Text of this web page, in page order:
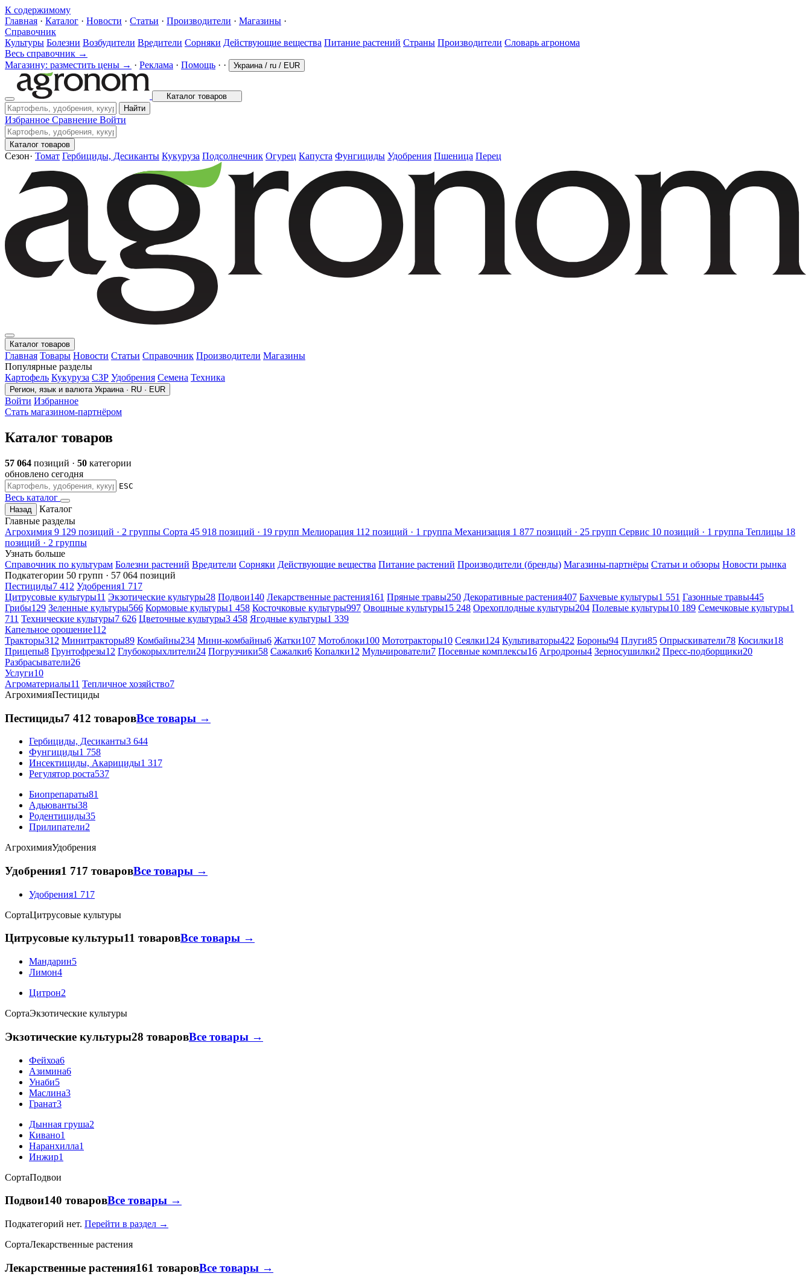
К содержимому
Главная · Каталог · Новости · Статьи · Производители · Магазины ·
Справочник
Культуры Болезни Возбудители Вредители Сорняки Действующие вещества Питание растений Страны Производители Словарь агронома
Весь справочник →
Магазину: разместить цены → · Реклама · Помощь · · Украина / ru / EUR
Каталог товаров
Найти
Избранное Сравнение Войти
Каталог товаров
Сезон· Томат Гербициды, Десиканты Кукуруза Подсолнечник Огурец Капуста Фунгициды Удобрения Пшеница Перец
Каталог товаров
Главная Товары Новости Статьи Справочник Производители Магазины
Популярные разделы
Картофель Кукуруза СЗР Удобрения Семена Техника
Регион, язык и валюта Украина · RU · EUR
Войти Избранное
Стать магазином-партнёром
Каталог товаров
57 064 позиций · 50 категории
обновлено сегодня
ESC
Весь каталог
Назад
Каталог
Главные разделы
Агрохимия 9 129 позиций · 2 группы Сорта 45 918 позиций · 19 групп Мелиорация 112 позиций · 1 группа Механизация 1 877 позиций · 25 групп Сервис 10 позиций · 1 группа Теплицы 18
позиций · 2 группы
Узнать больше
Справочник по культурам Болезни растений Вредители Сорняки Действующие вещества Питание растений Производители (бренды) Магазины-партнёры Статьи и обзоры Новости рынка
Подкатегории 50 групп · 57 064 позиций
Пестициды7 412 Удобрения1 717
Цитрусовые культуры11 Экзотические культуры28 Подвои140 Лекарственные растения161 Пряные травы250 Декоративные растения407 Бахчевые культуры1 551 Газонные травы445
Грибы129 Зеленные культуры566 Кормовые культуры1 458 Косточковые культуры997 Овощные культуры15 248 Орехоплодные культуры204 Полевые культуры10 189 Семечковые культуры1
711 Технические культуры7 626 Цветочные культуры3 458 Ягодные культуры1 339
Капельное орошение112
Тракторы312 Минитракторы89 Комбайны234 Мини-комбайны6 Жатки107 Мотоблоки100 Мототракторы10 Сеялки124 Культиваторы422 Бороны94 Плуги85 Опрыскиватели78 Косилки18
Прицепы8 Грунтофрезы12 Глубокорыхлители24 Погрузчики58 Сажалки6 Копалки12 Мульчирователи7 Посевные комплексы16 Агродроны4 Зерносушилки2 Пресс-подборщики20
Разбрасыватели26
Услуги10
Агроматериалы11 Тепличное хозяйство7
АгрохимияПестициды
Пестициды7 412 товаровВсе товары →
Гербициды, Десиканты3 644
Фунгициды1 758
Инсектициды, Акарициды1 317
Регулятор роста537
Биопрепараты81
Адьюванты38
Родентициды35
Прилипатели2
АгрохимияУдобрения
Удобрения1 717 товаровВсе товары →
Удобрения1 717
СортаЦитрусовые культуры
Цитрусовые культуры11 товаровВсе товары →
Мандарин5
Лимон4
Цитрон2
СортаЭкзотические культуры
Экзотические культуры28 товаровВсе товары →
Фейхоа6
Азимина6
Унаби5
Маслина3
Гранат3
Дынная груша2
Кивано1
Наранхилла1
Инжир1
СортаПодвои
Подвои140 товаровВсе товары →
Подкатегорий нет. Перейти в раздел →
СортаЛекарственные растения
Лекарственные растения161 товаровВсе товары →